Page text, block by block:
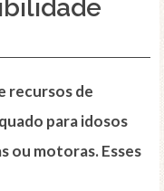
recursos de
para idosos
ou motoras. Esses